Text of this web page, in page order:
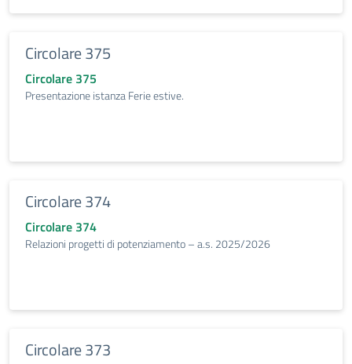
Circolare 375
Circolare 375
Presentazione istanza Ferie estive.
Circolare 374
Circolare 374
Relazioni progetti di potenziamento – a.s. 2025/2026
Circolare 373